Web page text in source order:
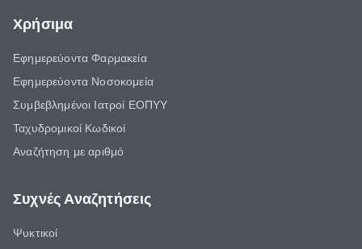
Χρήσιμα
Εφημερεύοντα Φαρμακεία
Εφημερεύοντα Νοσοκομεία
Συμβεβλημένοι Ιατροί ΕΟΠΥΥ
Ταχυδρομικοί Κωδικοί
Αναζήτηση με αριθμό
Συχνές Αναζητήσεις
Ψυκτικοί